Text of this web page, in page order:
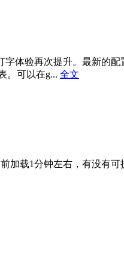
体验再次提升。最新的配
。可以在g... 全文
加载1分钟左右，有没有